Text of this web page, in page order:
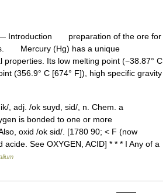
Introduction preparation of the ore for
Mercury (Hg) has a unique
properties. Its low melting point (−38.87° C
(356.9° C [674° F]), high specific gravity
, adj. /ok suyd, sid/, n. Chem. a
is bonded to one or more
oxid /ok sid/. [1780 90; < F (now
See OXYGEN, ACID] * * * I Any of a